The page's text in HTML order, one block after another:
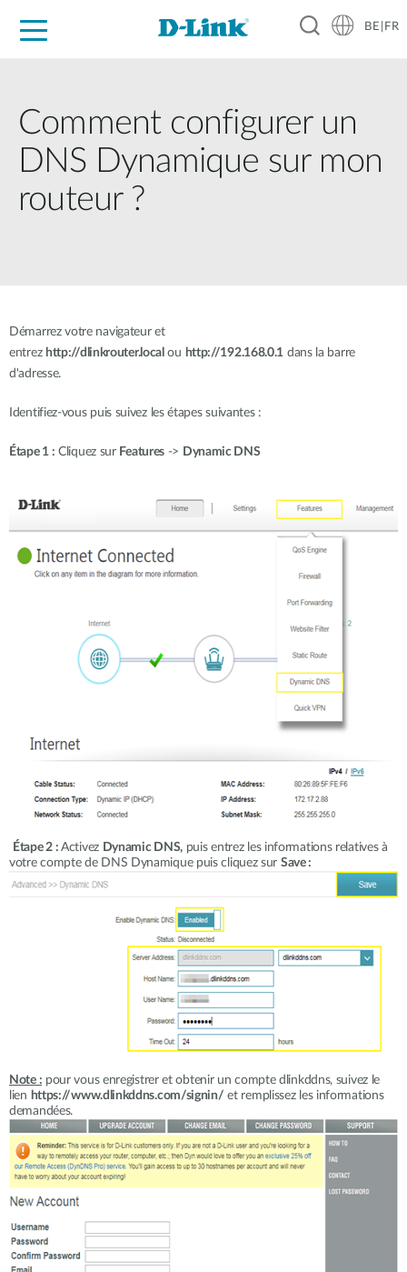
BE|FR
Comment configurer un
DNS Dynamique sur mon
routeur ?
Démarrez votre navigateur et
entrez http://dlinkrouter.local ou http://192.168.0.1 dans la barre
d'adresse.
Identifiez-vous puis suivez les étapes suivantes :
Étape 1 : Cliquez sur Features -> Dynamic DNS
Étape 2 : Activez Dynamic DNS, puis entrez les informations relatives à
votre compte de DNS Dynamique puis cliquez sur Save :
Note : pour vous enregistrer et obtenir un compte dlinkddns, suivez le
lien https://www.dlinkddns.com/signin/ et remplissez les informations
demandées.